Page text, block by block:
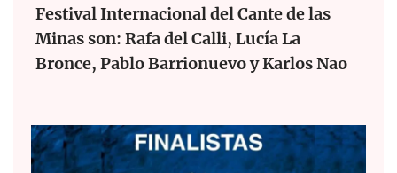
Festival Internacional del Cante de las
Minas son: Rafa del Calli, Lucía La
Bronce, Pablo Barrionuevo y Karlos Nao